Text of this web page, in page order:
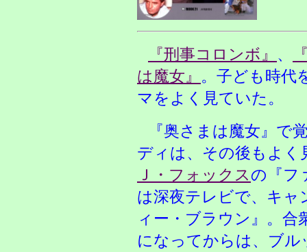
『刑事コロンボ』 、
は魔女』 。子ども時代
マをよく見ていた。
『奥さまは魔女』で
ディは、その後もよく
Ｊ・フォックスの『フ
は深夜テレビで、キャ
ィー・ブラウン』。合
になってからは、ブル